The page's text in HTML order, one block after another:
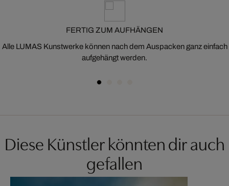
FERTIG ZUM AUFHÄNGEN
Alle LUMAS Kunstwerke können nach dem Auspacken ganz einfach
aufgehängt werden.
Diese Künstler könnten dir auch
gefallen